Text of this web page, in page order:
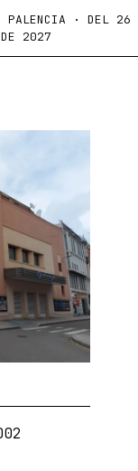
PALENCIA · DEL 26
2027